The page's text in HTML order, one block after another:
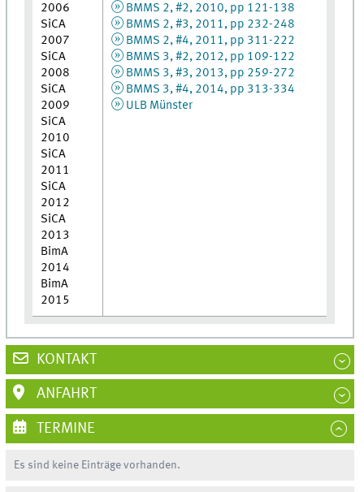
2006
SiCA
2007
SiCA
2008
SiCA
2009
SiCA
2010
SiCA
2011
SiCA
2012
SiCA
2013
BimA
2014
BimA
2015
BMMS 2, #2, 2010, pp 121-138
BMMS 2, #3, 2011, pp 232-248
BMMS 2, #4, 2011, pp 311-222
BMMS 3, #2, 2012, pp 109-122
BMMS 3, #3, 2013, pp 259-272
BMMS 3, #4, 2014, pp 313-334
ULB Münster
KONTAKT
ANFAHRT
TERMINE
Es sind keine Einträge vorhanden.